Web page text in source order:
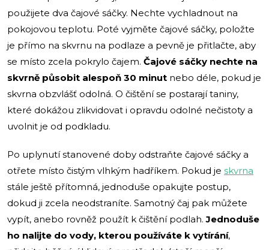
použijete dva čajové sáčky. Nechte vychladnout na
pokojovou teplotu. Poté vyjměte čajové sáčky, položte
je přímo na skvrnu na podlaze a pevně je přitlačte, aby
se místo zcela pokrylo čajem. Čajové sáčky nechte na
skvrně působit alespoň 30 minut nebo déle, pokud je
skvrna obzvlášť odolná. O čištění se postarají taniny,
které dokážou zlikvidovat i opravdu odolné nečistoty a
uvolnit je od podkladu.
Po uplynutí stanovené doby odstraňte čajové sáčky a
otřete místo čistým vlhkým hadříkem. Pokud je skvrna
stále ještě přítomná, jednoduše opakujte postup,
dokud ji zcela neodstraníte. Samotný čaj pak můžete
vypít, anebo rovněž použít k čištění podlah.Jednoduše
ho nalijte do vody, kterou používáte k vytírání,